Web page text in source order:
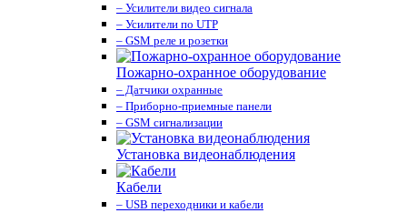
– Усилители видео сигнала
– Усилители по UTP
– GSM реле и розетки
Пожарно-охранное оборудование
– Датчики охранные
– Приборно-приемные панели
– GSM сигнализации
Установка видеонаблюдения
Кабели
– USB переходники и кабели